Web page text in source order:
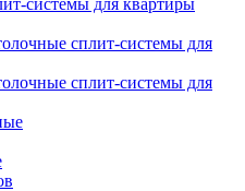
системы для квартиры
сплит-системы для
сплит-системы для